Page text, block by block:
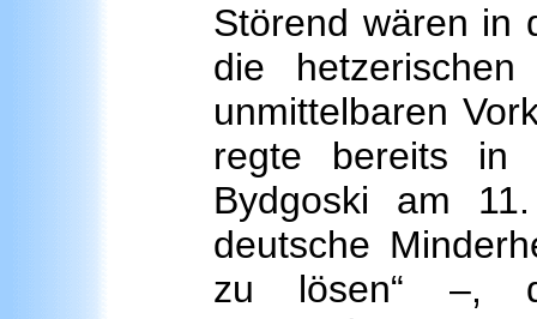
Störend wären in
die
unmittelbaren
regte bereits in
Bydgoski am
deutsche
zu lösen“ –,